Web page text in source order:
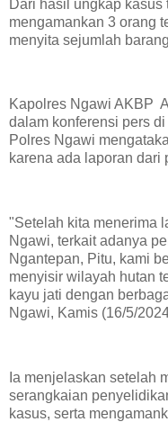
Dari hasil ungkap kasus
mengamankan 3 orang
menyita sejumlah
Kapolres Ngawi AKBP
dalam konferensi pers
Polres Ngawi
karena ada laporan dari
"Setelah kita menerima
Ngawi, terkait adanya
Ngantepan, Pitu, kami
menyisir wilayah hutan
kayu jati dengan
Ngawi, Kamis (16/5/
Ia menjelaskan setelah
serangkaian
kasus, serta